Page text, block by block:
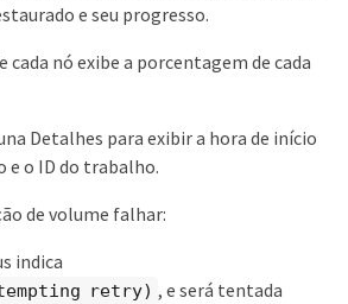
e seu progresso.
cada nó exibe a porcentagem de cada
Detalhes para exibir a hora de início
e o ID do trabalho.
de volume falhar:
indica
retry) , e será tentada